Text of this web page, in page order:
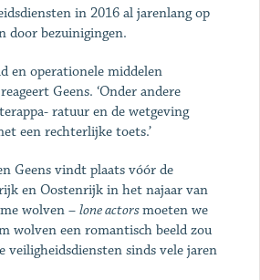
in 2016 al jarenlang op
door bezuinigingen.
en operationele middelen
Geens. ‘Onder andere
ratuur en de wetgeving
een rechterlijke toets.’
Geens vindt plaats vóór de
en Oostenrijk in het najaar van
wolven – lone actorsmoeten we
wolven een romantisch beeld zou
veiligheidsdiensten sinds vele jaren